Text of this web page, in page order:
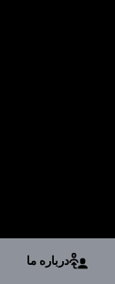
درباره ما